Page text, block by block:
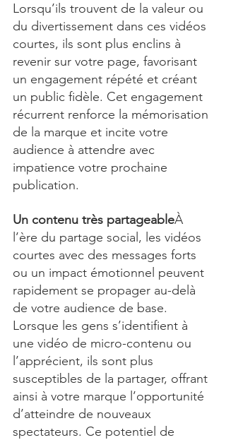
Lorsqu’ils trouvent de la valeur ou
du divertissement dans ces vidéos
courtes, ils sont plus enclins à
revenir sur votre page, favorisant
un engagement répété et créant
un public fidèle. Cet engagement
récurrent renforce la mémorisation
de la marque et incite votre
audience à attendre avec
impatience votre prochaine
publication.
Un contenu très partageableÀ
l’ère du partage social, les vidéos
courtes avec des messages forts
ou un impact émotionnel peuvent
rapidement se propager au-delà
de votre audience de base.
Lorsque les gens s’identifient à
une vidéo de micro-contenu ou
l’apprécient, ils sont plus
susceptibles de la partager, offrant
ainsi à votre marque l’opportunité
d’atteindre de nouveaux
spectateurs. Ce potentiel de